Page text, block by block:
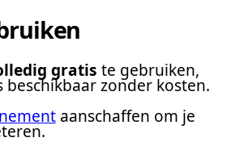
gratis te gebruiken,
beschikbaar zonder kosten.
aanschaffen om je